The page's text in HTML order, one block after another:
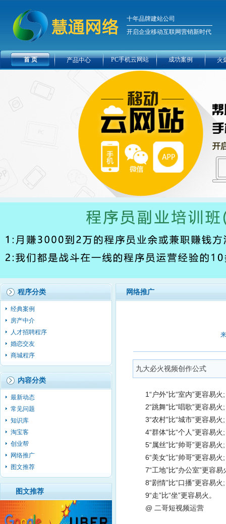
十年品牌建站公司
开启企业移动互联网营销新时代
首 页 产品中心 PC手机云网站 成功案例 火
程序分类
经典案例
房产中介
人才招聘程序
婚恋交友
商城程序
内容分类
最新动态
常见问题
知识库
淘宝客
创业帮
网络推广
图文推荐
图文推荐
网络推广
九大必火视频创作公式
1“户外”比“室内”更容易火;
2“跳舞"比“唱歌”更容易火;
3“农村”比“城市”更容易火;
4“群体"比“个人”更容易火;
5“属丝”比“帅哥”更容易火;
6“美女”比“帅哥"更容易火;
7“工地”比"办公室”更容易
8“剧情”比“口播”更容易火;
9“走”比“坐”更容易火。
@ 二哥短视频运营